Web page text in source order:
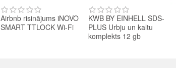
Airbnb risinājums iNOVO
SMART TTLOCK Wi-Fi
KWB BY EINHELL SDS-
PLUS Urbju un kaltu
komplekts 12 gb